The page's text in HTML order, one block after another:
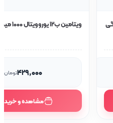
ویتامین ب12 یوروویتال 1000 میکروگرم
تومان۴۲۹٬۰۰۰
مشاهده و خرید